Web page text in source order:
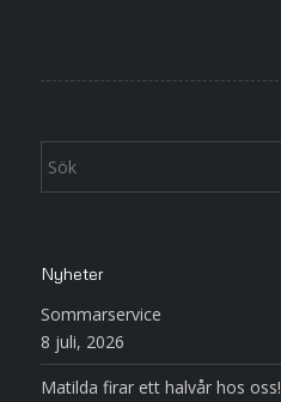
Nyheter
Sommarservice
8 juli, 2026
Matilda firar ett halvår hos oss!